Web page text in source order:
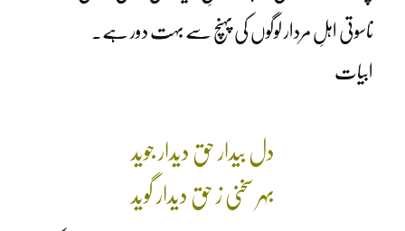
ناسوتی اہلِ مردار لوگوں کی پہنچ سے بہت دور ہے۔
ابیات
دل بیدار حق دیدار جوید
بہر سخنی ز حق دیدار گوید